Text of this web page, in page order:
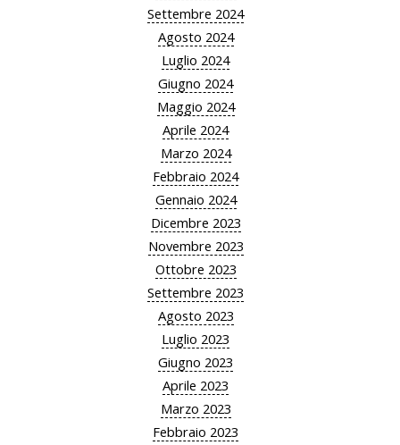
Settembre 2024
Agosto 2024
Luglio 2024
Giugno 2024
Maggio 2024
Aprile 2024
Marzo 2024
Febbraio 2024
Gennaio 2024
Dicembre 2023
Novembre 2023
Ottobre 2023
Settembre 2023
Agosto 2023
Luglio 2023
Giugno 2023
Aprile 2023
Marzo 2023
Febbraio 2023